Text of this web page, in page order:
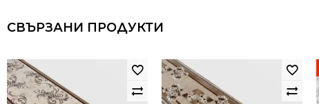
СВЪРЗАНИ ПРОДУКТИ